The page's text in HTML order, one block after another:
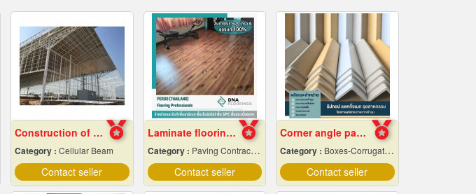
Construction of warehouse structure
Category : Cellular Beam
Contact seller
Laminate flooring Bangkok
Category : Paving Contractors
Contact seller
Corner angle paper manufacturer
Category : Boxes-Corrugated & Fibre
Contact seller